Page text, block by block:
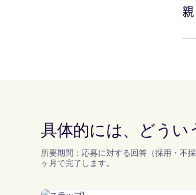
ま
共
具体的には、どうい
所要期間：応募に対する回答（採用・不
ヶ月で完了します。